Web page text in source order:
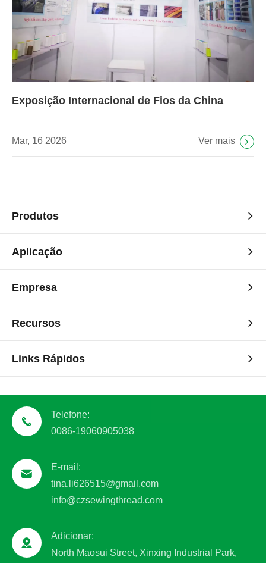
Exposição Internacional de Fios da China
Mar, 16 2026 Ver mais
Produtos
Aplicação
Empresa
Recursos
Links Rápidos
Telefone:
0086-19060905038
E-mail:
tina.li626515@gmail.com
info@czsewingthread.com
Adicionar:
North Maosui Street, Xinxing Industrial Park,